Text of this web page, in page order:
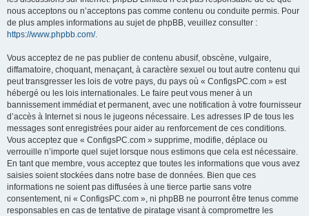
nous acceptons ou n’acceptons pas comme contenu ou conduite permis. Pour
de plus amples informations au sujet de phpBB, veuillez consulter :
https://www.phpbb.com/.
Vous acceptez de ne pas publier de contenu abusif, obscène, vulgaire,
diffamatoire, choquant, menaçant, à caractère sexuel ou tout autre contenu qui
peut transgresser les lois de votre pays, du pays où « ConfigsPC.com » est
hébergé ou les lois internationales. Le faire peut vous mener à un
bannissement immédiat et permanent, avec une notification à votre fournisseur
d’accès à Internet si nous le jugeons nécessaire. Les adresses IP de tous les
messages sont enregistrées pour aider au renforcement de ces conditions.
Vous acceptez que « ConfigsPC.com » supprime, modifie, déplace ou
verrouille n’importe quel sujet lorsque nous estimons que cela est nécessaire.
En tant que membre, vous acceptez que toutes les informations que vous avez
saisies soient stockées dans notre base de données. Bien que ces
informations ne soient pas diffusées à une tierce partie sans votre
consentement, ni « ConfigsPC.com », ni phpBB ne pourront être tenus comme
responsables en cas de tentative de piratage visant à compromettre les